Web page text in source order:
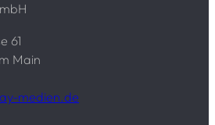
61
Main
medien.de